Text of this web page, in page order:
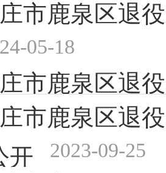
市鹿泉区退
05-18
市鹿泉区退
10-16
市鹿泉区退
开 2023-09-25